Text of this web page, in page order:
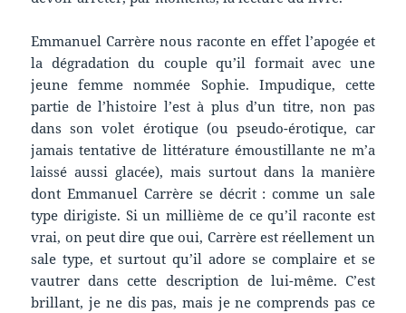
Emmanuel Carrère nous raconte en effet l’apogée et
la dégradation du couple qu’il formait avec une
jeune femme nommée Sophie. Impudique, cette
partie de l’histoire l’est à plus d’un titre, non pas
dans son volet érotique (ou pseudo-érotique, car
jamais tentative de littérature émoustillante ne m’a
laissé aussi glacée), mais surtout dans la manière
dont Emmanuel Carrère se décrit : comme un sale
type dirigiste. Si un millième de ce qu’il raconte est
vrai, on peut dire que oui, Carrère est réellement un
sale type, et surtout qu’il adore se complaire et se
vautrer dans cette description de lui-même. C’est
brillant, je ne dis pas, mais je ne comprends pas ce